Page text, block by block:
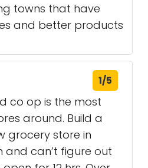
towns that have
and better products
1/5
co op is the most
around. Build a
grocery store in
and can’t figure out